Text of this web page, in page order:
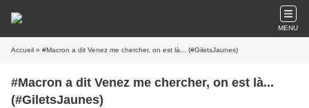
MENU
Accueil » #Macron a dit Venez me chercher, on est là... (#GiletsJaunes)
#Macron a dit Venez me chercher, on est là...
(#GiletsJaunes)